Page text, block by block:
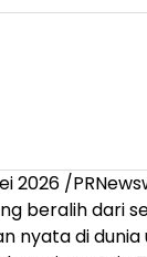
2026 /
beralih dari
nyata di dunia